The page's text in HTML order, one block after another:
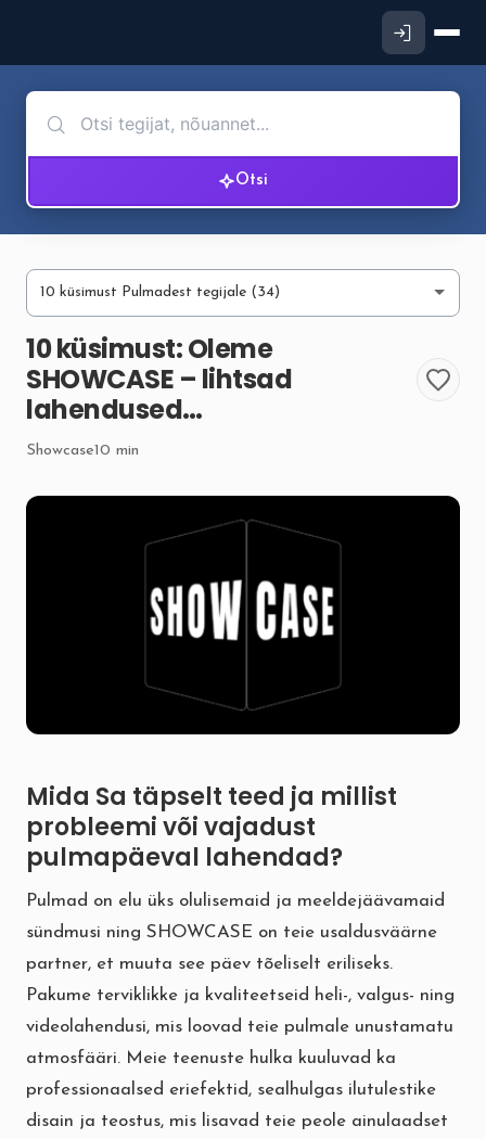
Otsi
10 küsimust: Oleme
SHOWCASE – lihtsad
lahendused…
Showcase10 min
Mida Sa täpselt teed ja millist
probleemi või vajadust
pulmapäeval lahendad?
Pulmad on elu üks olulisemaid ja meeldejäävamaid
sündmusi ning SHOWCASE on teie usaldusväärne
partner, et muuta see päev tõeliselt eriliseks.
Pakume terviklikke ja kvaliteetseid heli-, valgus- ning
videolahendusi, mis loovad teie pulmale unustamatu
atmosfääri. Meie teenuste hulka kuuluvad ka
professionaalsed eriefektid, sealhulgas ilutulestike
disain ja teostus, mis lisavad teie peole ainulaadset